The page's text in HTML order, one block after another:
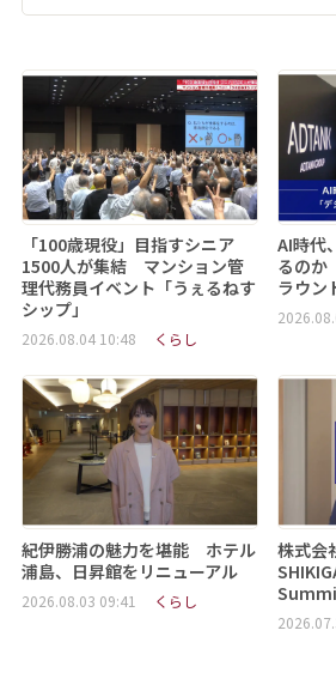
「100歳現役」目指すシニア
1500人が集結 マンション管
理代務員イベント「うぇるねす
シップ」
2026.08.04 10:48 くらし
AI時代
るの
ラウン
紀伊勝浦の魅力を堪能 ホテル
浦島、日昇館をリニューアル
2026.08.03 09:41 くらし
株式